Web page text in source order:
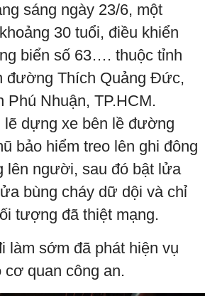
sáng ngày 23/6, một
30 tuổi, điều khiển
biển số 63…. thuộc tỉnh
đường Thích Quảng Đức,
Phú Nhuận, TP.HCM.
dựng xe bên lề đường
bảo hiểm treo lên ghi đông
lên người, sau đó bật lửa
bùng cháy dữ dội và chỉ
tượng đã thiệt mạng.
làm sớm đã phát hiện vụ
cơ quan công an.